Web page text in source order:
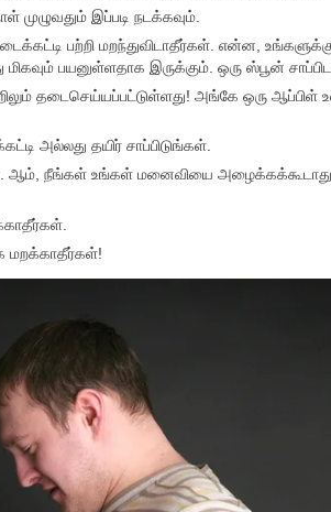
இப்படி நடக்கவும்.
பற்றி மறந்துவிடாதீர்கள். என்ன,
பயனுள்ளதாக இருக்கும். ஒரு ஸ்பூன்
தடைசெய்யப்பட்டுள்ளது! அங்கே ஒரு ஆப்பிள்
அல்லது தயிர் சாப்பிடுங்கள்.
ஆம், நீங்கள் உங்கள் மனைவியை அழைக்கக்கூடாது,
மறக்காதீர்கள்!